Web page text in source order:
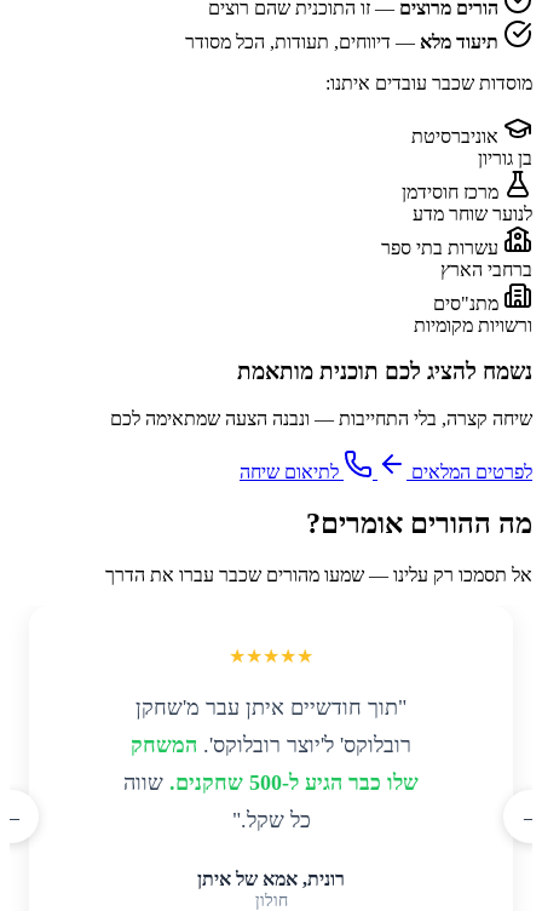
הורים מרוצים — זו התוכנית שהם רוצים
תיעוד מלא — דיווחים, תעודות, הכל מסודר
מוסדות שכבר עובדים איתנו:
אוניברסיטת
בן גוריון
מרכז חוסידמן
לנוער שוחר מדע
עשרות בתי ספר
ברחבי הארץ
מתנ"סים
ורשויות מקומיות
נשמח להציג לכם תוכנית מותאמת
שיחה קצרה, בלי התחייבות — ונבנה הצעה שמתאימה לכם
לפרטים המלאים לתיאום שיחה
מה ההורים אומרים?
אל תסמכו רק עלינו — שמעו מהורים שכבר עברו את הדרך
★★★★★
"תוך חודשיים איתן עבר מ'שחקן
רובלוקס' ל'יוצר רובלוקס'. המשחק
שלו כבר הגיע ל-500 שחקנים.
שווה
כל שקל."
רונית, אמא של איתן
חולון
→
←